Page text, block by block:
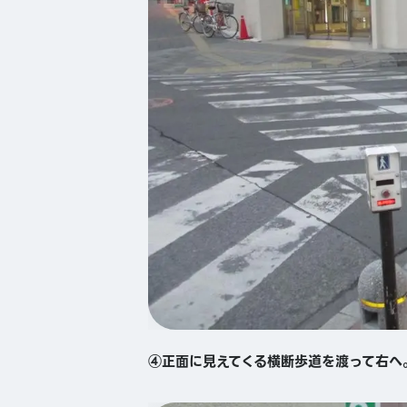
④正面に見えてくる横断歩道を渡って右へ